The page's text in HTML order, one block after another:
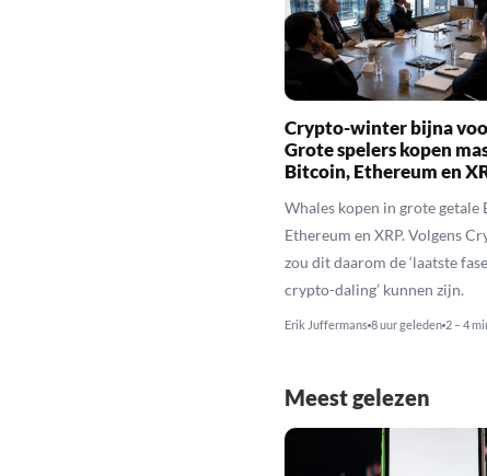
Crypto-winter bijna
Grote spelers kopen
Bitcoin, Ethereum en
Whales kopen in grote getale
Ethereum en XRP. Volgens
zou dit daarom de ‘laatste
crypto-daling’ kunnen zijn.
Erik Juffermans 8 uur geleden 2 – 4
Meest gelezen